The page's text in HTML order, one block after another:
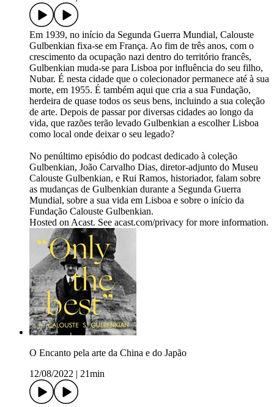
Em 1939, no início da Segunda Guerra Mundial, Calouste
Gulbenkian fixa-se em França. Ao fim de três anos, com o
crescimento da ocupação nazi dentro do território francês,
Gulbenkian muda-se para Lisboa por influência do seu filho,
Nubar. É nesta cidade que o colecionador permanece até à sua
morte, em 1955. É também aqui que cria a sua Fundação,
herdeira de quase todos os seus bens, incluindo a sua coleção
de arte. Depois de passar por diversas cidades ao longo da
vida, que razões terão levado Gulbenkian a escolher Lisboa
como local onde deixar o seu legado?
No penúltimo episódio do podcast dedicado à coleção
Gulbenkian, João Carvalho Dias, diretor-adjunto do Museu
Calouste Gulbenkian, e Rui Ramos, historiador, falam sobre
as mudanças de Gulbenkian durante a Segunda Guerra
Mundial, sobre a sua vida em Lisboa e sobre o início da
Fundação Calouste Gulbenkian.
Hosted on Acast. See acast.com/privacy for more information.
O Encanto pela arte da China e do Japão
12/08/2022
21min